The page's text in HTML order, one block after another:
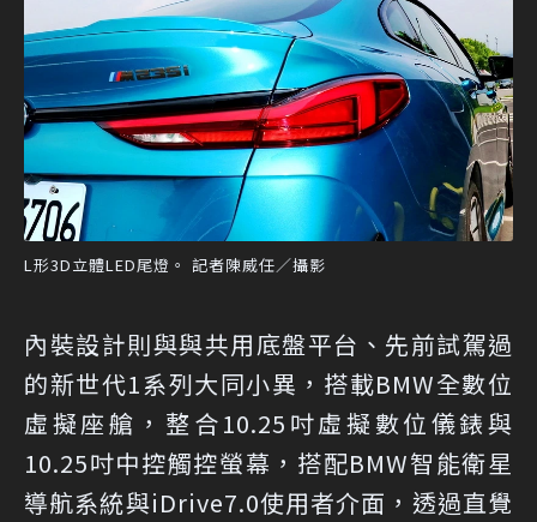
L形3D立體LED尾燈。 記者陳威任／攝影
內裝設計則與與共用底盤平台、先前試駕過
的新世代1系列大同小異，搭載BMW全數位
虛擬座艙，整合10.25吋虛擬數位儀錶與
10.25吋中控觸控螢幕，搭配BMW智能衛星
導航系統與iDrive7.0使用者介面，透過直覺